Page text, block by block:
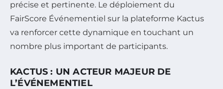
précise et pertinente. Le déploiement du
FairScore Événementiel sur la plateforme Kactus
va renforcer cette dynamique en touchant un
nombre plus important de participants.
KACTUS : UN ACTEUR MAJEUR DE
L’ÉVÉNEMENTIEL